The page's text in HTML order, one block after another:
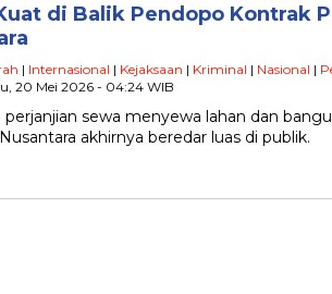
di Balik Pendopo Kontrak
| Internasional | Kejaksaan | Kriminal | Nasional |
20 Mei 2026 - 04:24 WIB
sewa menyewa lahan dan
akhirnya beredar luas di publik.